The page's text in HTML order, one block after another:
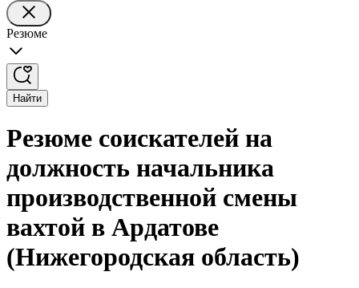
Резюме
Найти
Резюме соискателей на
должность начальника
производственной смены
вахтой в Ардатове
(Нижегородская область)